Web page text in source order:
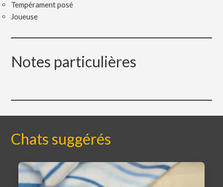
Tempérament posé
Joueuse
Notes particulières
Chats suggérés